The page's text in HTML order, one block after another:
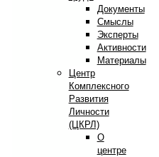
Документы
Смыслы
Эксперты
Активности
Материалы
Центр
Комплексного
Развития
Личности
(ЦКРЛ)
О
центре